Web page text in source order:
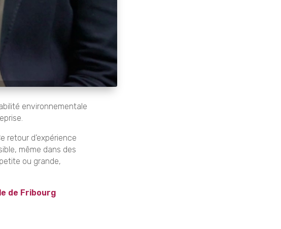
environnementale
retour d’expérience
même dans des
ou grande,
de Fribourg